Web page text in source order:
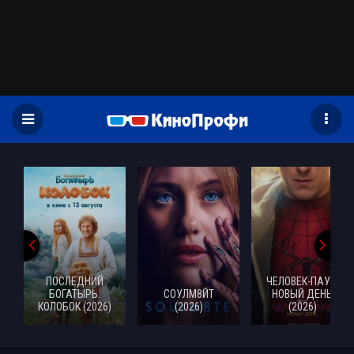
ПОСЛЕДНИЙ
БОГАТЫРЬ.
КОЛОБОК (2026)
СОУЛМ8ЙТ
(2026)
ЧЕЛОВЕК-ПАУК:
НОВЫЙ ДЕНЬ
(2026)